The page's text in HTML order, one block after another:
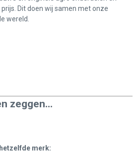
Dit doen wij samen met onze
wereld.
zeggen...
merk: